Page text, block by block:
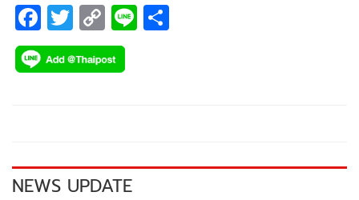
F
ac
e
k
T
wi
tt
C
o
p
k
Li
NEWS UPDATE